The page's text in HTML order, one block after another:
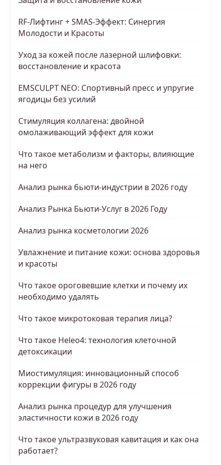
RF-Лифтинг + SMAS-Эффект: Синергия
Молодости и Красоты
Уход за кожей после лазерной шлифовки:
восстановление и красота
EMSCULPT NEO: Спортивный пресс и упругие
ягодицы без усилий
Стимуляция коллагена: двойной
омолаживающий эффект для кожи
Что такое метаболизм и факторы, влияющие
на него
Анализ рынка бьюти-индустрии в 2026 году
Анализ Рынка Бьюти-Услуг в 2026 Году
Анализ рынка косметологии 2026
Увлажнение и питание кожи: основа здоровья
и красоты
Что такое ороговевшие клетки и почему их
необходимо удалять
Что такое микротоковая терапия лица?
Что такое Heleo4: технология клеточной
детоксикации
Миостимуляция: инновационный способ
коррекции фигуры в 2026 году
Анализ рынка процедур для улучшения
эластичности кожи в 2026 году
Что такое ультразвуковая кавитация и как она
работает?